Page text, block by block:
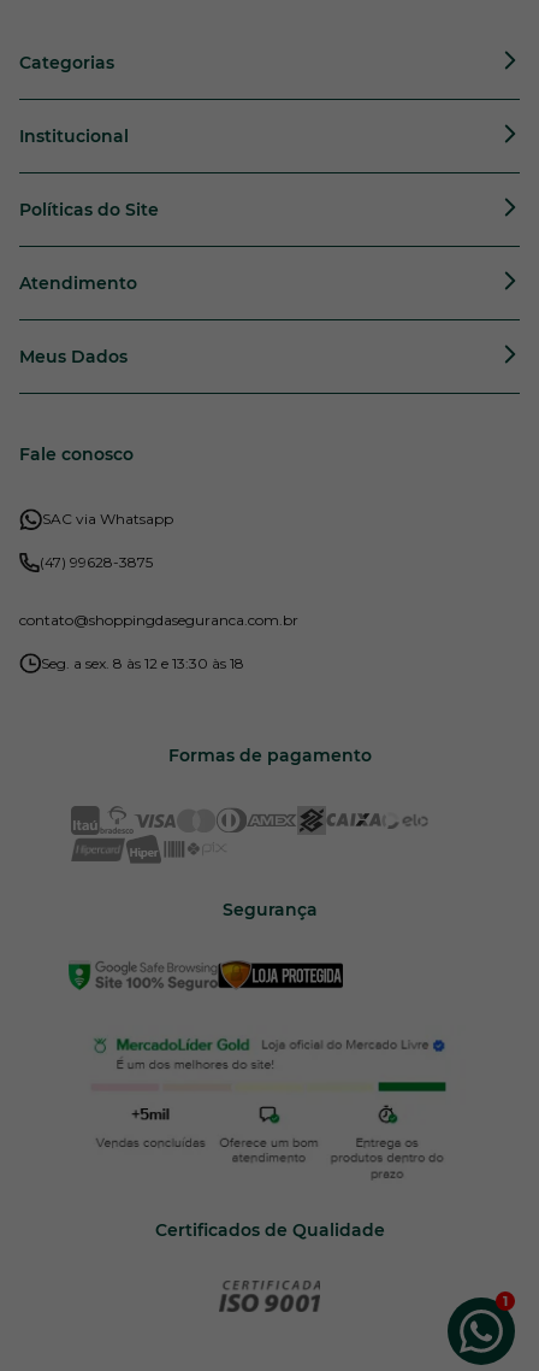
Categorias
Institucional
Políticas do Site
Atendimento
Meus Dados
Fale conosco
SAC via Whatsapp
(47) 99628-3875
contato@shoppingdaseguranca.com.br
Seg. a sex. 8 às 12 e 13:30 às 18
Formas de pagamento
Segurança
Certificados de Qualidade